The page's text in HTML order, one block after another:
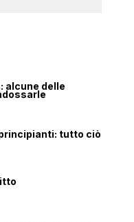
alcune delle
tutto ciò